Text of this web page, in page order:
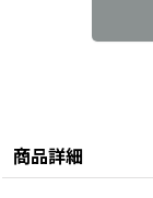
商品詳細